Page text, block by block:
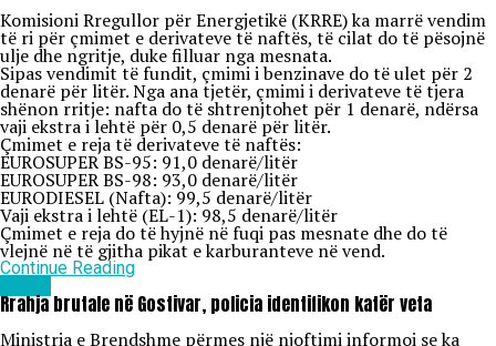
Komisioni Rregullor për Energjetikë (KRRE) ka marrë vendim
të ri për çmimet e derivateve të naftës, të cilat do të pësojnë
ulje dhe ngritje, duke filluar nga mesnata.
Sipas vendimit të fundit, çmimi i benzinave do të ulet për 2
denarë për litër. Nga ana tjetër, çmimi i derivateve të tjera
shënon rritje: nafta do të shtrenjtohet për 1 denarë, ndërsa
vaji ekstra i lehtë për 0,5 denarë për litër.
Çmimet e reja të derivateve të naftës:
EUROSUPER BS-95: 91,0 denarë/litër
EUROSUPER BS-98: 93,0 denarë/litër
EURODIESEL (Nafta): 99,5 denarë/litër
Vaji ekstra i lehtë (EL-1): 98,5 denarë/litër
Çmimet e reja do të hyjnë në fuqi pas mesnate dhe do të
vlejnë në të gjitha pikat e karburanteve në vend.
Continue Reading
Rrahja brutale në Gostivar, policia identifikon katër veta
Ministria e Brendshme përmes një njoftimi informoi se ka